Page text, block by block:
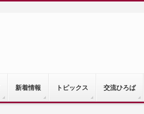
新着情報 トピックス 交流ひろば